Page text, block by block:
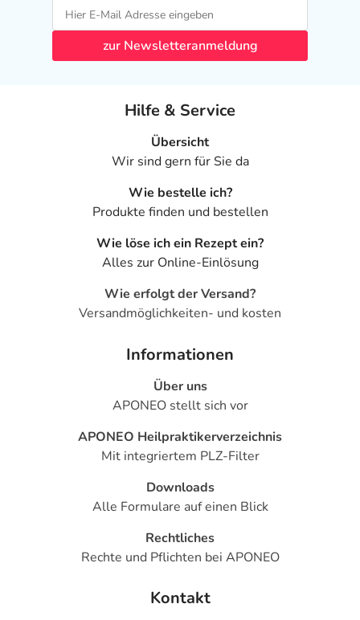
zur Newsletteranmeldung
Hilfe & Service
Übersicht
Wir sind gern für Sie da
Wie bestelle ich?
Produkte finden und bestellen
Wie löse ich ein Rezept ein?
Alles zur Online-Einlösung
Wie erfolgt der Versand?
Versandmöglichkeiten- und kosten
Informationen
Über uns
APONEO stellt sich vor
APONEO Heilpraktikerverzeichnis
Mit integriertem PLZ-Filter
Downloads
Alle Formulare auf einen Blick
Rechtliches
Rechte und Pflichten bei APONEO
Kontakt